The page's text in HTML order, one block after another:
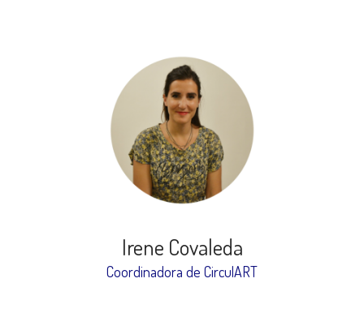
Irene Covaleda
Coordinadora de CirculART